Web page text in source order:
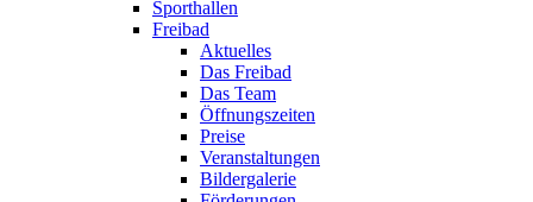
Sporthallen
Freibad
Aktuelles
Das Freibad
Das Team
Öffnungszeiten
Preise
Veranstaltungen
Bildergalerie